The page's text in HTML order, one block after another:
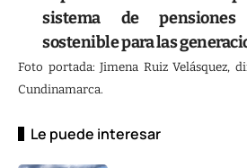
sistema de
sostenible para las
Foto portada: Jimena Ruiz Velásquez,
Cundinamarca.
Le puede interesar